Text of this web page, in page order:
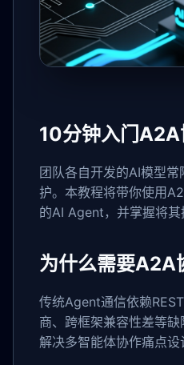
10分钟入门A2A
团队各自开发的AI模型
护。本教程将带你使用
的AI Agent，并掌握将其
为什么需要A2A
传统Agent通信依赖
商、跨框架兼容性差等
解决多智能体协作痛点设